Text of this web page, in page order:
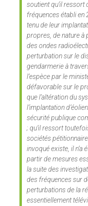
soutient qu’il ressort
fréquences établi en
tenu de leur
propres, de nature à
des ondes
perturbation sur le
gendarmerie à
l’espèce par le
défavorable sur le
que l’altération du
l’implantation
sécurité publique
; qu’il ressort
sociétés
invoqué existe, il n’a
partir de mesures
la suite des
des fréquences sur
perturbations de la
essentiellement